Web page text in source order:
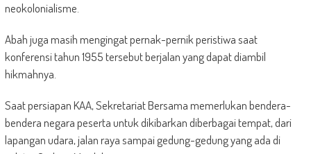
neokolonialisme.
Abah juga masih mengingat pernak-pernik peristiwa saat
konferensi tahun 1955 tersebut berjalan yang dapat diambil
hikmahnya.
Saat persiapan KAA, Sekretariat Bersama memerlukan bendera-
bendera negara peserta untuk dikibarkan diberbagai tempat, dari
lapangan udara, jalan raya sampai gedung-gedung yang ada di